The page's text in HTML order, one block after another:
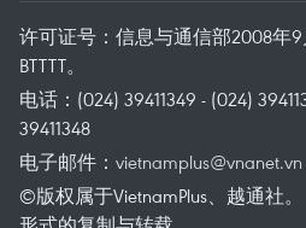
许可证号：信息与通信部2008年9
BTTTT。
电话：(024) 39411349 - (024)
39411348
电子邮件： vietnamplus@vnanet.vn
©版权属于VietnamPlus、越通社